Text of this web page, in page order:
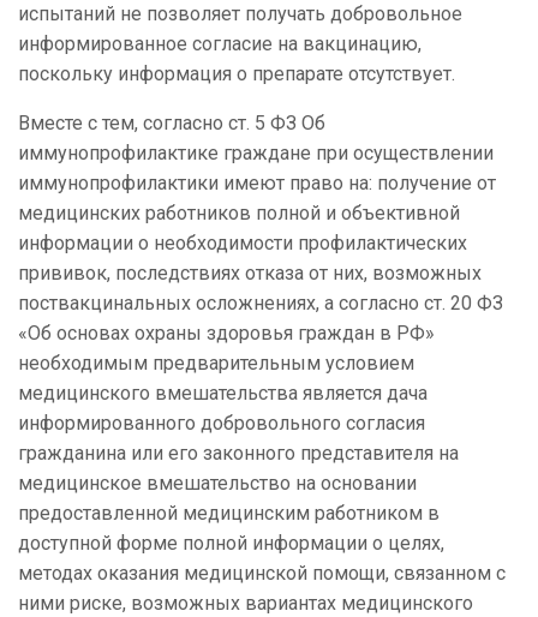
испытаний не позволяет получать добровольное
информированное согласие на вакцинацию,
поскольку информация о препарате отсутствует.
Вместе с тем, согласно ст. 5 ФЗ Об
иммунопрофилактике граждане при осуществлении
иммунопрофилактики имеют право на: получение от
медицинских работников полной и объективной
информации о необходимости профилактических
прививок, последствиях отказа от них, возможных
поствакцинальных осложнениях, а согласно ст. 20 ФЗ
«Об основах охраны здоровья граждан в РФ»
необходимым предварительным условием
медицинского вмешательства является дача
информированного добровольного согласия
гражданина или его законного представителя на
медицинское вмешательство на основании
предоставленной медицинским работником в
доступной форме полной информации о целях,
методах оказания медицинской помощи, связанном с
ними риске, возможных вариантах медицинского